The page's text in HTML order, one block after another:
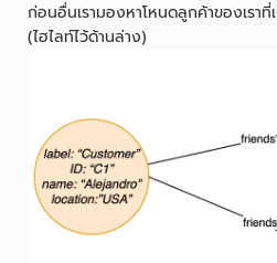
ก่อนอื่นเรามองหาโหนดลูกค้าของเร
(ไฮไลท์ไว้ด้านล่าง)